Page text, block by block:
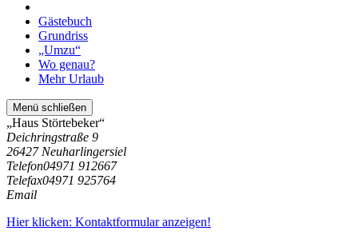
Gästebuch
Grundriss
„Umzu“
Wo genau?
Mehr Urlaub
Menü schließen
„Haus Störtebeker“
Deichringstraße 9
26427 Neuharlingersiel
Telefon04971 912667
Telefax04971 925764
Email
Hier klicken: Kontaktformular anzeigen!